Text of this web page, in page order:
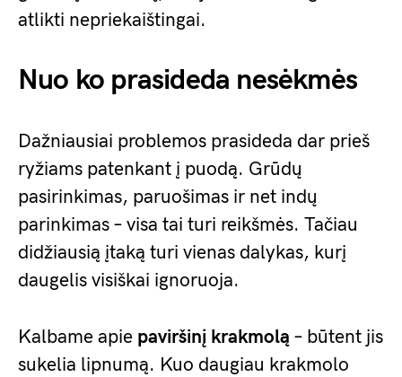
atlikti nepriekaištingai.
Nuo ko prasideda nesėkmės
Dažniausiai problemos prasideda dar prieš
ryžiams patenkant į puodą. Grūdų
pasirinkimas, paruošimas ir net indų
parinkimas – visa tai turi reikšmės. Tačiau
didžiausią įtaką turi vienas dalykas, kurį
daugelis visiškai ignoruoja.
Kalbame apie paviršinį krakmolą – būtent jis
sukelia lipnumą. Kuo daugiau krakmolo